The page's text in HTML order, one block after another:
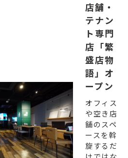
店舗・
テナン
ト専門
店「繁
盛店物
語」オ
ープン
オフィス
や空き店
舗のスペ
ースを斡
旋するだ